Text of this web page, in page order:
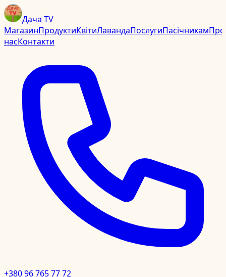
Дача TV
МагазинПродуктиКвітиЛавандаПослугиПасічникамПро
насКонтакти
+380 96 765 77 72